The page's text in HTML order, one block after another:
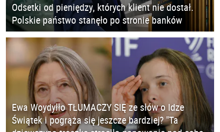
Odsetki od pieniędzy, których klient nie dostał.
Polskie państwo stanęło po stronie banków
Ewa Woydyłło TŁUMACZY SIĘ ze słów o Idze
Świątek i pogrąża się jeszcze bardziej? "Ta